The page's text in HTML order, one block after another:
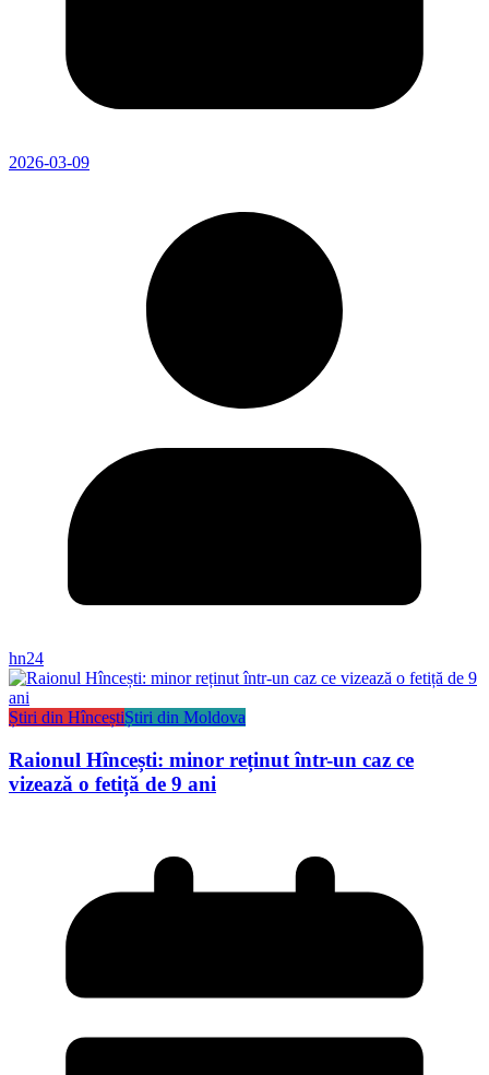
2026-03-09
hn24
Știri din HînceștiȘtiri din Moldova
Raionul Hîncești: minor reținut într-un caz ce
vizează o fetiță de 9 ani